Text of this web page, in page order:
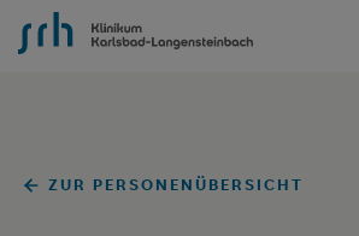
SRH Klinikum Karlsbad-Langensteinbach
ZUR PERSONENÜBERSICHT